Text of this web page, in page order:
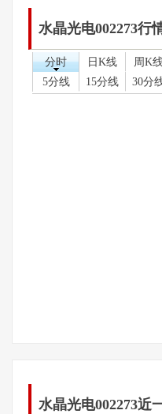
水晶光电002273行
分时 日K线 周K
5分线
15分线 30分
水晶光电002273近